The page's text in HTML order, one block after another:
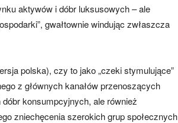
aktywów i dóbr luksusowych – ale
gwałtownie windując zwłaszcza
polska), czy to jako „czeki stymulujące”
z głównych kanałów przenoszących
konsumpcyjnych, ale również
zniechęcenia szerokich grup społecznych